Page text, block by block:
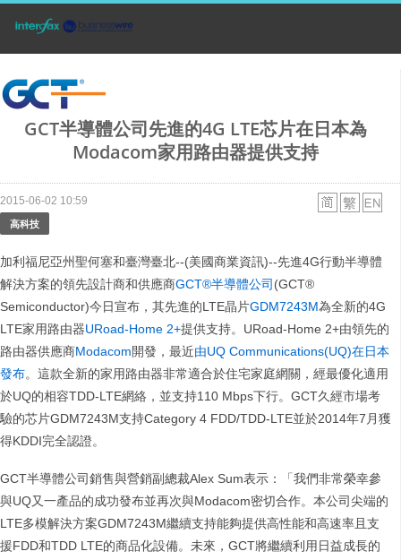
GCT半導體公司先進的4G LTE芯片在日本為
Modacom家用路由器提供支持
2015-06-02 10:59
高科技
加利福尼亞州聖何塞和臺灣臺北--(美國商業資訊)--先進4G行動半導體
解決方案的領先設計商和供應商GCT®半導體公司 (GCT®
Semiconductor)今日宣布，其先進的LTE晶片GDM7243M為全新的4G
LTE家用路由器URoad-Home 2+提供支持。URoad-Home 2+由領先的
路由器供應商Modacom開發，最近由UQ Communications(UQ)在日本
發布。這款全新的家用路由器非常適合於住宅家庭網關，經最優化適用
於UQ的相容TDD-LTE網絡，並支持110 Mbps下行。GCT久經市場考
驗的芯片GDM7243M支持Category 4 FDD/TDD-LTE並於2014年7月獲
得KDDI完全認證。
GCT半導體公司銷售與營銷副總裁Alex Sum表示：「我們非常榮幸參
與UQ又一產品的成功發布並再次與Modacom密切合作。本公司尖端的
LTE多模解決方案GDM7243M繼續支持能夠提供高性能和高速率且支
援FDD和TDD LTE的商品化設備。未來，GCT將繼續利用日益成長的